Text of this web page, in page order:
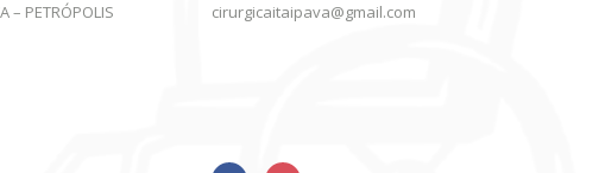
– PETRÓPOLIS
cirurgicaitaipava@gmail.com